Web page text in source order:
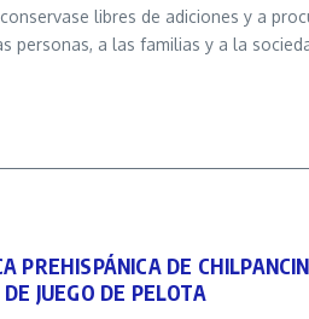
libres de adiciones y a
personas, a las familias y a la
PREHISPÁNICA DE
JUEGO DE PELOTA